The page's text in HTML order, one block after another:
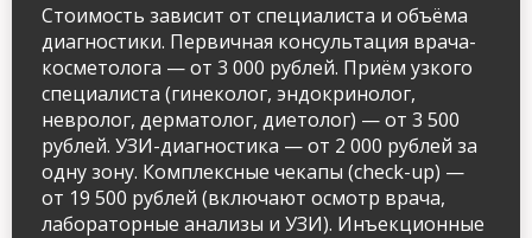
Стоимость зависит от специалиста и объёма
диагностики. Первичная консультация врача-
косметолога — от 3 000 рублей. Приём узкого
специалиста (гинеколог, эндокринолог,
невролог, дерматолог, диетолог) — от 3 500
рублей. УЗИ-диагностика — от 2 000 рублей за
одну зону. Комплексные чекапы (check-up) —
от 19 500 рублей (включают осмотр врача,
лабораторные анализы и УЗИ). Инъекционные